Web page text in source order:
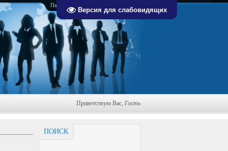
Версия для слабовидящих
Пятница, 07.08.2026, 17:33
Приветствую Вас, Гость
ПОИСК